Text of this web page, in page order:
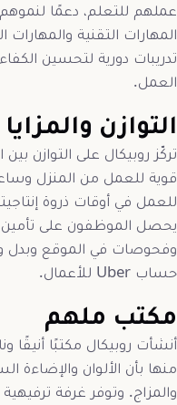
عملهم للتعلم، دعمًا
المهارات التقنية
تدريبات دورية لتحسين
العمل.
التوازن والمزايا
تركّز روبيكال على التوازن
قوية للعمل من المنزل
يحصل الموظفون على تأمين
وفحوصات في الموقع وبدل
حساب Uber للأعمال.
مكتب ملهم
أنشأت روبيكال مكتبًا أنيقًا
منها بأن الألوان والإضاءة
والمزاج. وتوفر غرفة